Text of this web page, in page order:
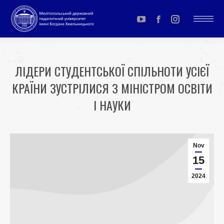
YouTube
page
in
new
Facebook
page
in
new
Instagram
page
in
new
ЛІДЕРИ СТУДЕНТСЬКОЇ СПІЛЬНОТИ УСІЄЇ
КРАЇНИ ЗУСТРІЛИСЯ З МІНІСТРОМ ОСВІТИ
І НАУКИ
Nov
15
2024